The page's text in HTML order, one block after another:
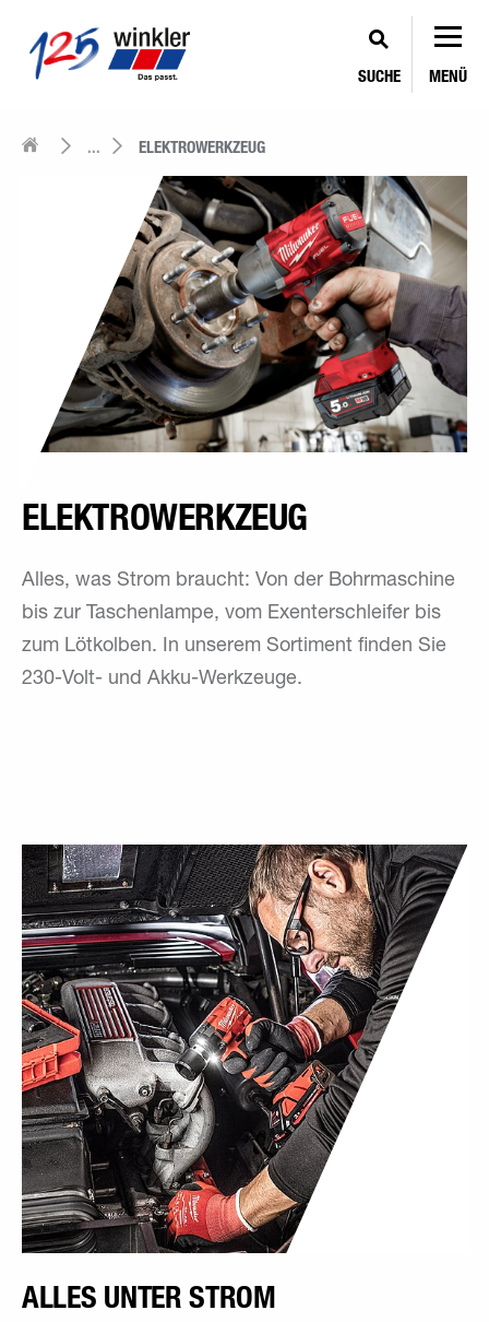
SUCHE MENÜ
... ELEKTROWERKZEUG
ELEKTRO­WERKZEUG
Alles, was Strom braucht: Von der Bohrmaschine
bis zur Taschenlampe, vom Exenterschleifer bis
zum Lötkolben. In unserem Sortiment finden Sie
230-Volt- und Akku-Werkzeuge.
ALLES UNTER STROM